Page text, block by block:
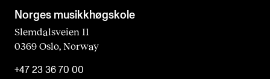
Norges musikk­høgskole
Slemdalsveien 11
0369 Oslo, Norway
+47 23 36 70 00